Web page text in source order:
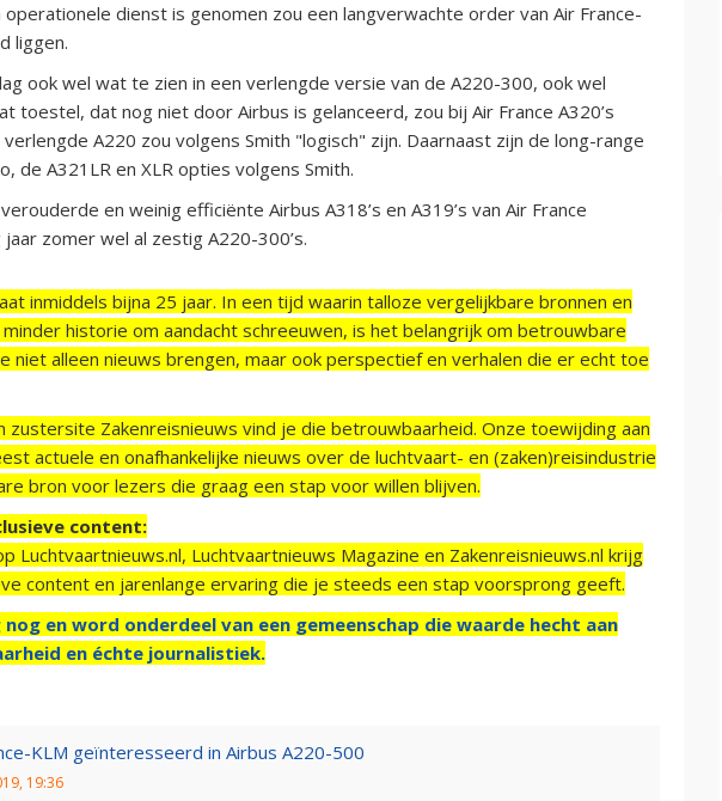
dienst is genomen zou een langverwachte order van Air France-
liggen.
ook wel wat te zien in een verlengde versie van de A220-300, ook wel
toestel, dat nog niet door Airbus is gelanceerd, zou bij Air France A320’s
verlengde A220 zou volgens Smith "logisch" zijn. Daarnaast zijn de long-range
de A321LR en XLR opties volgens Smith.
en weinig efficiënte Airbus A318’s en A319’s van Air France
zomer wel al zestig A220-300’s.
inmiddels bijna 25 jaar. In een tijd waarin talloze vergelijkbare bronnen en
historie om aandacht schreeuwen, is het belangrijk om betrouwbare
niet alleen nieuws brengen, maar ook perspectief en verhalen die er echt toe
zustersite Zakenreisnieuws vind je die betrouwbaarheid. Onze toewijding aan
actuele en onafhankelijke nieuws over de luchtvaart- en (zaken)reisindustrie
bron voor lezers die graag een stap voor willen blijven.
content:
Luchtvaartnieuws.nl, Luchtvaartnieuws Magazine en Zakenreisnieuws.nl krijg
content en jarenlange ervaring die je steeds een stap voorsprong geeft.
en word onderdeel van een gemeenschap die waarde hecht aan
en échte journalistiek.
KLM geïnteresseerd in Airbus A220-500
19:36